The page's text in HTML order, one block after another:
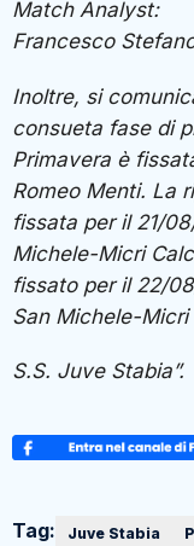
Match Analyst:
Francesco
Inoltre, si
consueta fase di
Primavera è
Romeo Menti. La
fissata per il 21/
Michele-Micri
fissato per il 22/
San Michele-Micri
S.S. Juve Stabia”.
Tag: Juve Stabia